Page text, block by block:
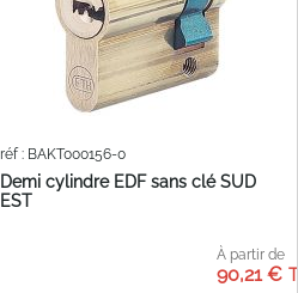
Demi cylindre EDF sans clé SUD
EST
réf : BAKT000156-0
À partir de
90,21 €